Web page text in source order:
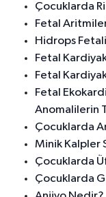
Çocuklarda
Fetal
Hidrops
Fetal
Fetal
Fetal
Anomalilerin
Çocuklarda
Minik Kalpler
Çocuklarda
Çocuklarda